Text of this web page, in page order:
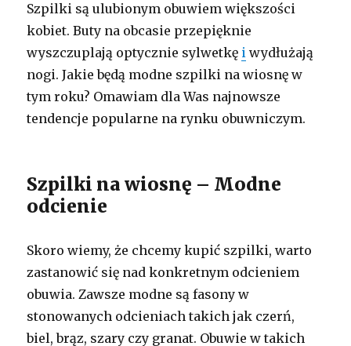
Szpilki są ulubionym obuwiem większości
kobiet. Buty na obcasie przepięknie
wyszczuplają optycznie sylwetkę i wydłużają
nogi. Jakie będą modne szpilki na wiosnę w
tym roku? Omawiam dla Was najnowsze
tendencje popularne na rynku obuwniczym.
Szpilki na wiosnę – Modne
odcienie
Skoro wiemy, że chcemy kupić szpilki, warto
zastanowić się nad konkretnym odcieniem
obuwia. Zawsze modne są fasony w
stonowanych odcieniach takich jak czerń,
biel, brąz, szary czy granat. Obuwie w takich